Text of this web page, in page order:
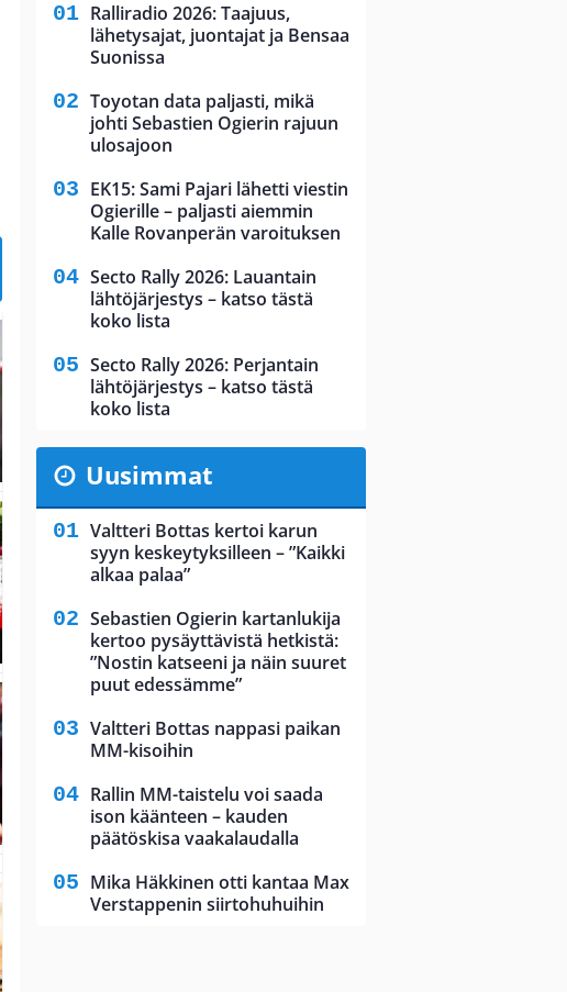
Ralliradio 2026: Taajuus,
lähetysajat, juontajat ja Bensaa
Suonissa
Toyotan data paljasti, mikä
johti Sebastien Ogierin rajuun
ulosajoon
EK15: Sami Pajari lähetti viestin
Ogierille – paljasti aiemmin
Kalle Rovanperän varoituksen
Secto Rally 2026: Lauantain
lähtöjärjestys – katso tästä
koko lista
Secto Rally 2026: Perjantain
lähtöjärjestys – katso tästä
koko lista
Uusimmat
Valtteri Bottas kertoi karun
syyn keskeytyksilleen – ”Kaikki
alkaa palaa”
Sebastien Ogierin kartanlukija
kertoo pysäyttävistä hetkistä:
”Nostin katseeni ja näin suuret
puut edessämme”
Valtteri Bottas nappasi paikan
MM-kisoihin
Rallin MM-taistelu voi saada
ison käänteen – kauden
päätöskisa vaakalaudalla
Mika Häkkinen otti kantaa Max
Verstappenin siirtohuhuihin